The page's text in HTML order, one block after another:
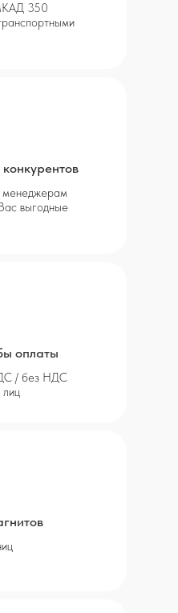
350
менеджерам
выгодные
оплаты
/ без НДС
лиц